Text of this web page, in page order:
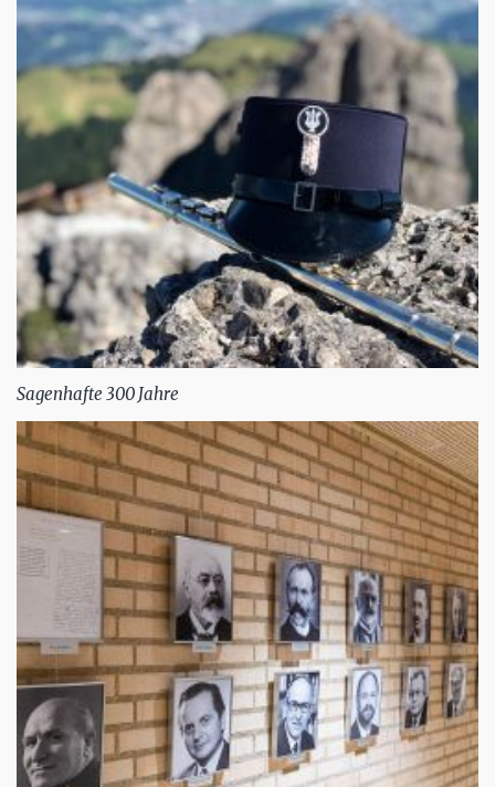
Sagenhafte 300 Jahre